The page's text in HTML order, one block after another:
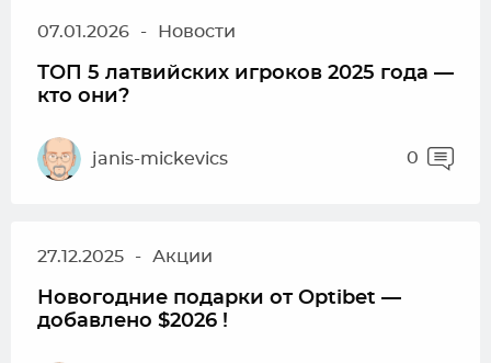
07.01.2026 - Новости
ТОП 5 латвийских игроков 2025 года —
кто они?
janis-mickevics 0
27.12.2025 - Акции
Новогодние подарки от Optibet —
добавлено $2026 !